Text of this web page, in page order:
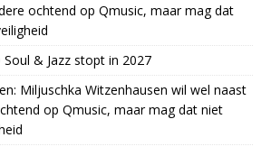
ochtend op Qmusic, maar mag dat
Soul & Jazz stopt in 2027
Miljuschka Witzenhausen wil wel naast
op Qmusic, maar mag dat niet